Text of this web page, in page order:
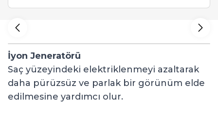
İyon Jeneratörü
Saç yüzeyindeki elektriklenmeyi azaltarak
daha pürüzsüz ve parlak bir görünüm elde
edilmesine yardımcı olur.